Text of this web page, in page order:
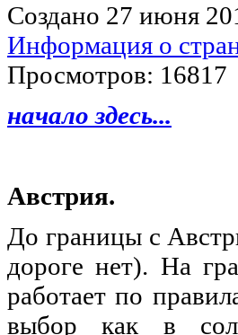
Создано 27 июня
Информация о
Просмотров: 16817
начало здесь...
Австрия.
До границы с
дороге нет). На
работает по
выбор как в